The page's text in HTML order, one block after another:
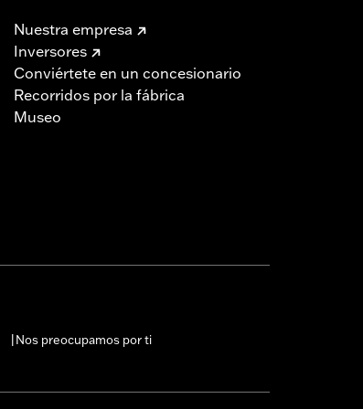
Nuestra empresa
Inversores
Conviértete en un concesionario
Recorridos por la fábrica
Museo
Nos preocupamos por ti